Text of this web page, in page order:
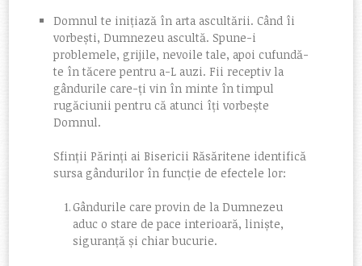
Domnul te inițiază în arta ascultării. Când îi
vorbești, Dumnezeu ascultă. Spune-i
problemele, grijile, nevoile tale, apoi cufundă-
te în tăcere pentru a-L auzi. Fii receptiv la
gândurile care-ți vin în minte în timpul
rugăciunii pentru că atunci îți vorbește
Domnul.
Sfinții Părinți ai Bisericii Răsăritene identifică
sursa gândurilor în funcție de efectele lor:
Gândurile care provin de la Dumnezeu
aduc o stare de pace interioară, liniște,
siguranță și chiar bucurie.